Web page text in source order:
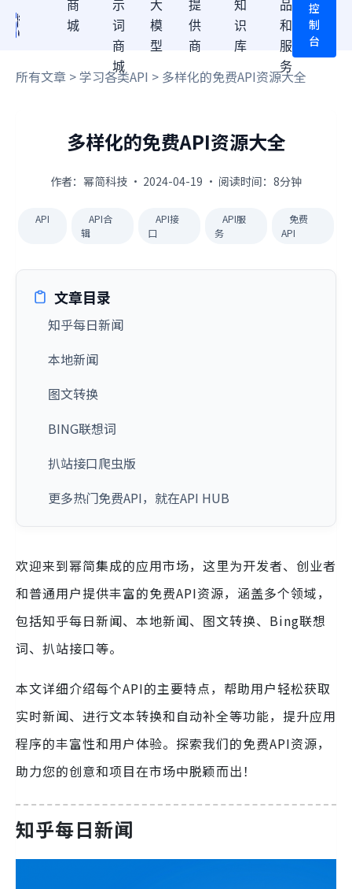
商
城
示
词
商
城
大
模
型
提
供
商
知
识
库
品
和
服
务
控
制
台
所有文章 >学习各类API > 多样化的免费API资源大全
多样化的免费API资源大全
作者：幂简科技 · 2024-04-19 · 阅读时间：8分钟
API
API合
辑
API接
口
API服
务
免费
API
文章目录
知乎每日新闻
本地新闻
图文转换
BING联想词
扒站接口爬虫版
更多热门免费API，就在API HUB
欢迎来到幂简集成的应用市场，这里为开发者、创业者
和普通用户提供丰富的免费API资源，涵盖多个领域，
包括知乎每日新闻、本地新闻、图文转换、Bing联想
词、扒站接口等。
本文详细介绍每个API的主要特点，帮助用户轻松获取
实时新闻、进行文本转换和自动补全等功能，提升应用
程序的丰富性和用户体验。探索我们的免费API资源，
助力您的创意和项目在市场中脱颖而出！
知乎每日新闻